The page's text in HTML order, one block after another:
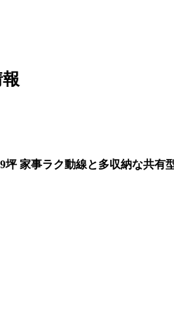
坪 家事ラク動線と多収納な共有